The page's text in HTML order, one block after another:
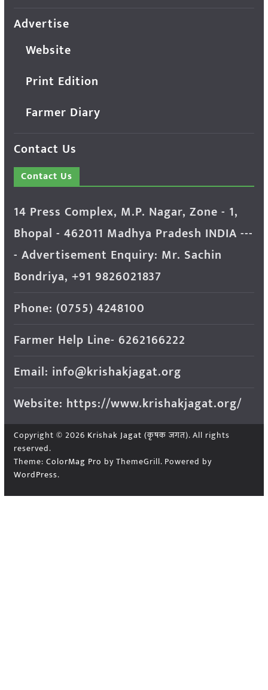
Advertise
Website
Print Edition
Farmer Diary
Contact Us
Contact Us
14 Press Complex, M.P. Nagar, Zone - 1,
Bhopal - 462011 Madhya Pradesh INDIA ---
- Advertisement Enquiry: Mr. Sachin
Bondriya, +91 9826021837
Phone: (0755) 4248100
Farmer Help Line- 6262166222
Email: info@krishakjagat.org
Website: https://www.krishakjagat.org/
Copyright © 2026 Krishak Jagat (कृषक जगत). All rights
reserved.
Theme: ColorMag Pro by ThemeGrill. Powered by
WordPress.